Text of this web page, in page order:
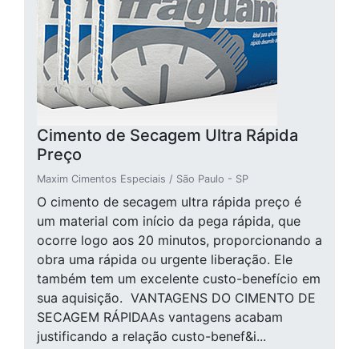
Cimento de Secagem Ultra Rápida
Preço
Maxim Cimentos Especiais / São Paulo - SP
O cimento de secagem ultra rápida preço é
um material com início da pega rápida, que
ocorre logo aos 20 minutos, proporcionando a
obra uma rápida ou urgente liberação. Ele
também tem um excelente custo-benefício em
sua aquisição. VANTAGENS DO CIMENTO DE
SECAGEM RÁPIDAAs vantagens acabam
justificando a relação custo-benef&i...